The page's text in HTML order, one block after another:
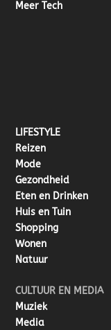
Meer Tech
LIFESTYLE
Reizen
Mode
Gezondheid
Eten en Drinken
Huis en Tuin
Shopping
Wonen
Natuur
CULTUUR EN MEDIA
Muziek
Media